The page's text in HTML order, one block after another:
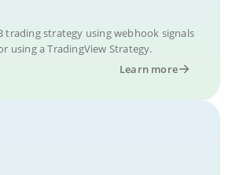
trading strategy using webhook signals
using a TradingView Strategy.
Learn more